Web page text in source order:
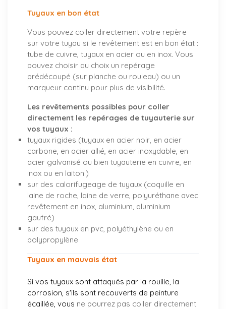
Tuyaux en bon état
Vous pouvez coller directement votre repère
sur votre tuyau si le revêtement est en bon état :
tube de cuivre, tuyaux en acier ou en inox. Vous
pouvez choisir au choix un repérage
prédécoupé (sur planche ou rouleau) ou un
marqueur continu pour plus de visibilité.
Les revêtements possibles pour coller
directement les repérages de tuyauterie sur
vos tuyaux :
tuyaux rigides (tuyaux en acier noir, en acier
carbone, en acier allié, en acier inoxydable, en
acier galvanisé ou bien tuyauterie en cuivre, en
inox ou en laiton.)
sur des calorifugeage de tuyaux (coquille en
laine de roche, laine de verre, polyuréthane avec
revêtement en inox, aluminium, aluminium
gaufré)
sur des tuyaux en pvc, polyéthylène ou en
polypropylène
Tuyaux en mauvais état
Si vos tuyaux sont attaqués par la rouille, la
corrosion, s'ils sont recouverts de peinture
écaillée, vous ne pourrez pas coller directement